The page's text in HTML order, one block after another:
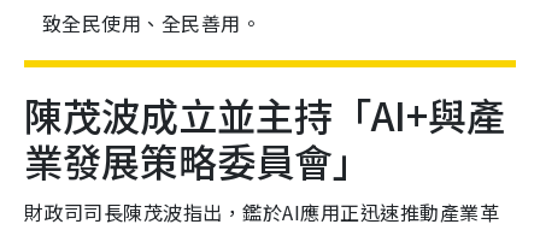
致全民使用、全民善用。
陳茂波成立並主持「AI+與產
業發展策略委員會」
財政司司長陳茂波指出，鑑於AI應用正迅速推動產業革